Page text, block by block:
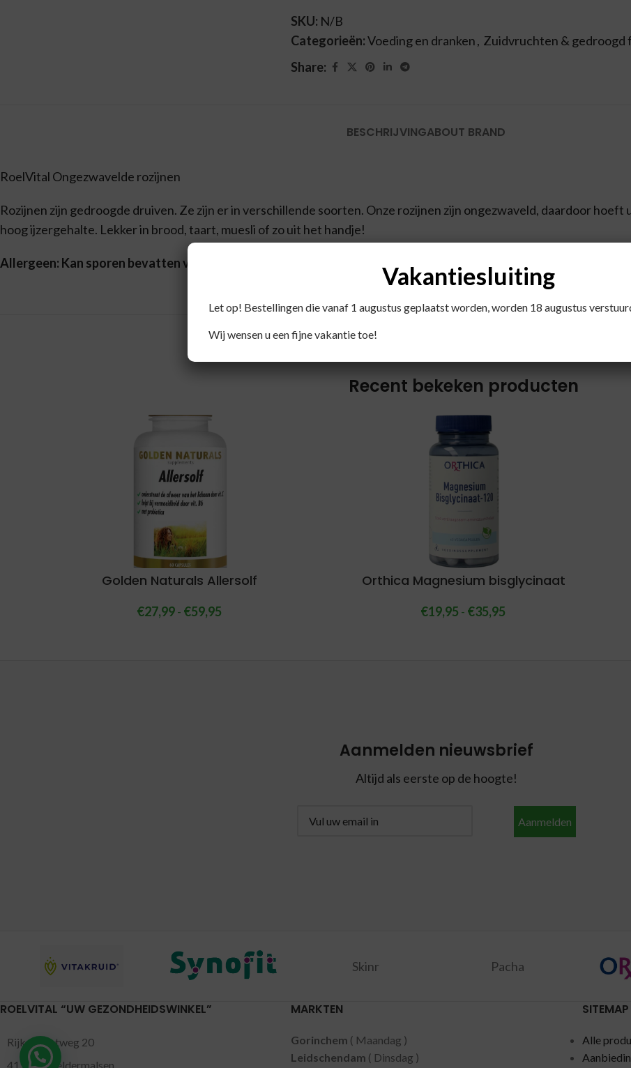
SKU: N/B
Categorieën:Voeding en dranken, Zuidvruchten & gedroogd
Share:
BESCHRIJVINGABOUT BRAND
RoelVital Ongezwavelde rozijnen
Rozijnen zijn gedroogde druiven. Ze zijn er in verschillende soorten. Onze rozijnen zijn ongezwaveld, daardoor hoeft
hoog ijzergehalte. Lekker in brood, taart, muesli of zo uit het handje!
Allergeen: Kan sporen bevatten van noten en pinda’s.
Recent bekeken producten
Golden Naturals Allersolf
€27,99- €59,95
Orthica Magnesium bisglycinaat
€19,95 - €35,95
Aanmelden nieuwsbrief
Altijd als eerste op de hoogte!
Aanmelden
Skinr Pacha
ROELVITAL “UW GEZONDHEIDSWINKEL”
Rijksstraatweg 20
4191 SE Geldermalsen
MARKTEN
Gorinchem ( Maandag )
Leidschendam ( Dinsdag )
SITEMAP
Alle
Vakantiesluiting
Let op! Bestellingen die vanaf 1 augustus geplaatst worden, worden 18 augustus
Wij wensen u een fijne vakantie toe!